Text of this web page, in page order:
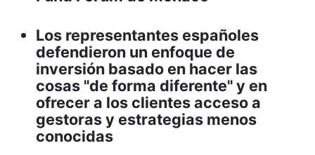
Los representantes españoles
defendieron un enfoque de
inversión basado en hacer las
cosas "de forma diferente" y en
ofrecer a los clientes acceso a
gestoras y estrategias menos
conocidas